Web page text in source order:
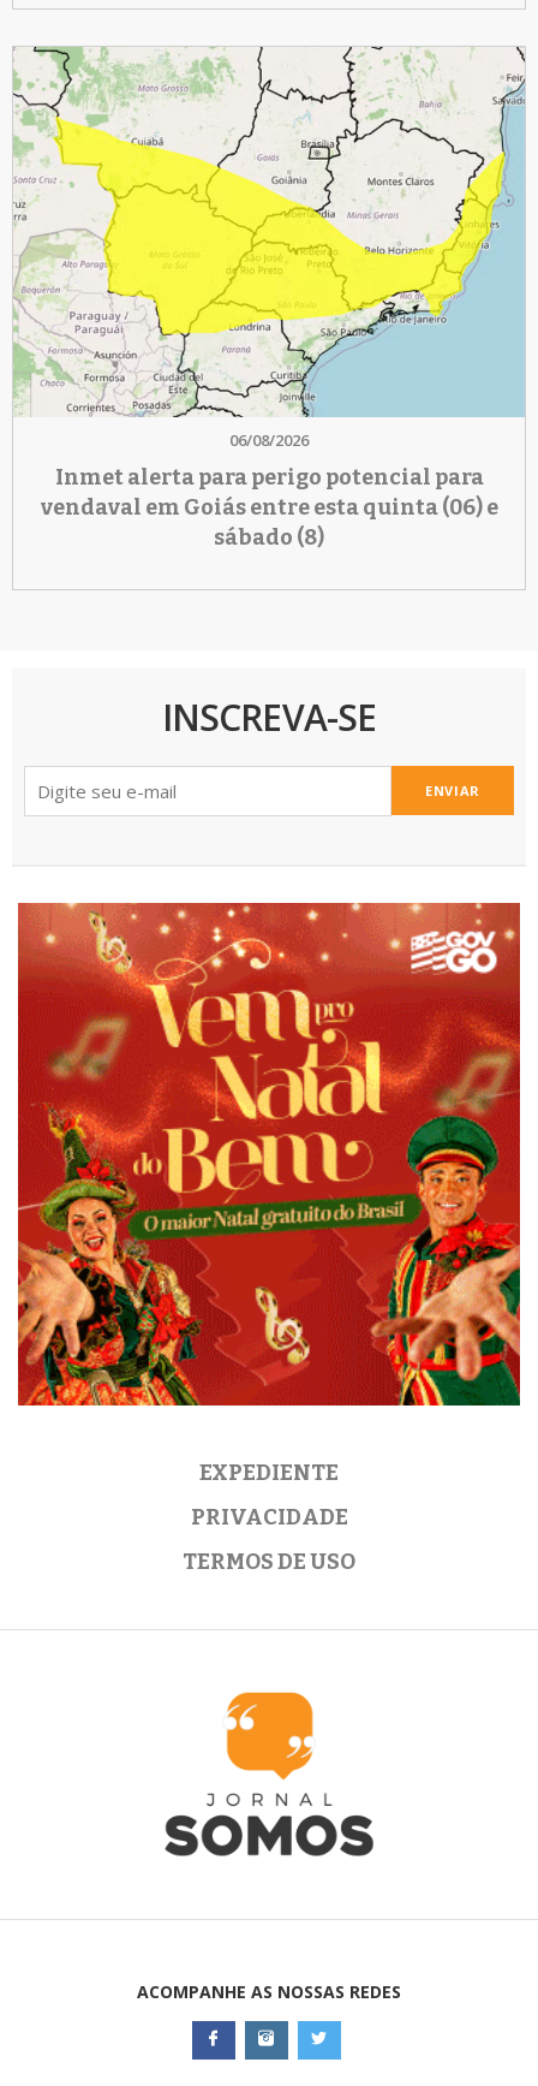
06/08/2026
Inmet alerta para perigo potencial para
vendaval em Goiás entre esta quinta (06) e
sábado (8)
INSCREVA-SE
ENVIAR
EXPEDIENTE
PRIVACIDADE
TERMOS DE USO
ACOMPANHE AS NOSSAS REDES